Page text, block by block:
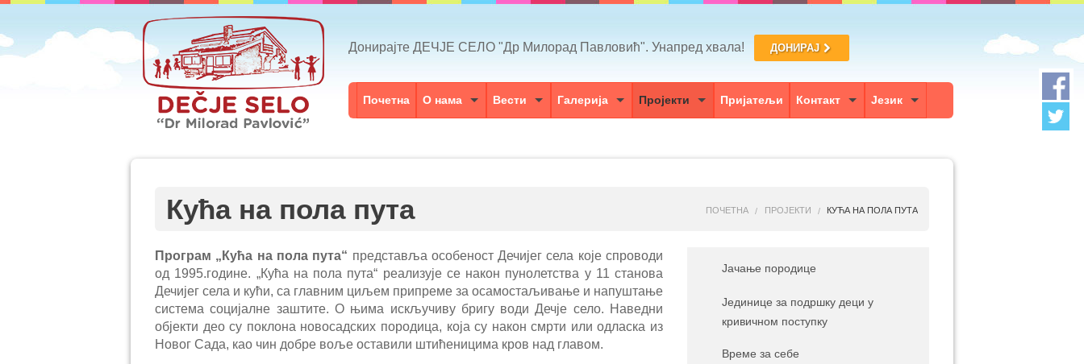
Донирајте ДЕЧЈЕ СЕЛО "Др Милорад Павловић". Унапред хвала! ДОНИРАЈ
Почетна О нама Вести Галерија Пројекти Пријатељи Контакт Језик
Кућа на пола пута ПОЧЕТНА ПРОЈЕКТИ КУЋА НА ПОЛА ПУТА
Програм „Кућа на пола пута“ представља особеност Дечијег села које спроводи
од 1995.године. „Кућа на пола пута“ реализује се након пунолетства у 11 станова
Дечијег села и кући, са главним циљем припреме за осамостаљивање и напуштање
система социјалне заштите. О њима искључиву бригу води Дечје село. Наведни
објекти део су поклона новосадских породица, која су након смрти или одласка из
Новог Сада, као чин добре воље оставили штићеницима кров над главом.
Јачање породице
Јединице за подршку деци у
кривичном поступку
Време за себе